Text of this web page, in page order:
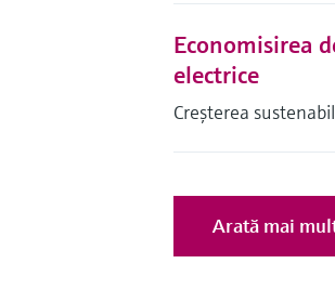
Economisirea
electrice
Creşterea
Arată mai